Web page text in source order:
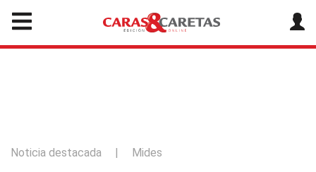
Noticia destacada | Mides